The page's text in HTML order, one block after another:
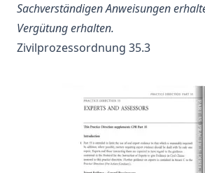
Sachverständigen Anweisungen
Vergütung erhalten.
Zivilprozessordnung 35.3